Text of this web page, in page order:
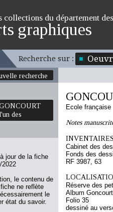
collections du département
graphiques
Recherche sur :
recherche
des
jour de la fiche
2022
le contenu de
ne reflète
le
état du savoir.
Ecole française
Notes
Cabinet des
Fonds des
RF 3987, 63
Réserve des
Album Goncourt
Folio 35
dessiné au